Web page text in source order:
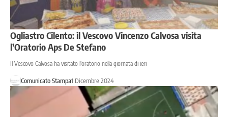
Ogliastro Cilento: il Vescovo Vincenzo Calvosa visita
l’Oratorio Aps De Stefano
Il Vescovo Calvosa ha visitato l'oratorio nella giornata di ieri
Comunicato Stampa1 Dicembre 2024